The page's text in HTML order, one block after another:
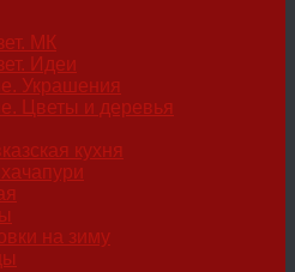
МК
Идеи
Украшения
Цветы и деревья
кухня
на зиму